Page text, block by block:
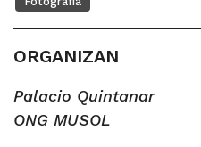
ORGANIZAN
Palacio Quintanar
ONG MUSOL